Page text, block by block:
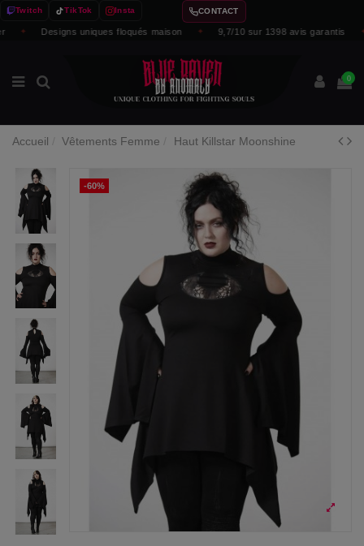
Twitch TikTok Insta
Designs uniques floqués maison 9,7/10 sur 1398 avis garantis
CONTACT
0
Accueil Vêtements Femme Haut Killstar Moonshine
-60%